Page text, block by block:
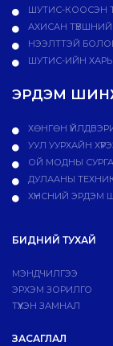
ШУТИС-КООСЭН
АХИСАН ТҮВШНИЙ
НЭЭЛТТЭЙ
ШУТИС-ИЙН
ЭРДЭМ
ХӨНГӨН
УУЛ УУРХАЙН
ОЙ МОДНЫ
ДУЛААНЫ
ХҮНСНИЙ ЭРДЭМ
БИДНИЙ ТУХАЙ
МЭНДЧИЛГЭЭ
ЭРХЭМ ЗОРИЛГО
ТҮҮХЭН ЗАМНАЛ
ЗАСАГЛАЛ